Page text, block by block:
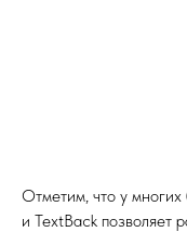
Отметим, что у
и TextBack позволяет